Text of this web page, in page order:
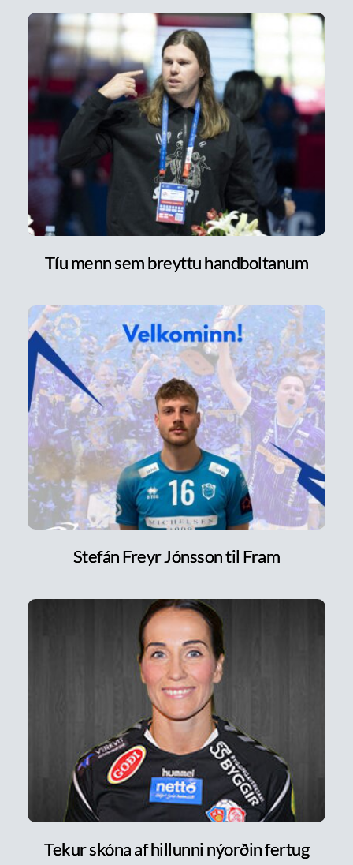
Tíu menn sem breyttu handboltanum
Stefán Freyr Jónsson til Fram
Tekur skóna af hillunni nýorðin fertug